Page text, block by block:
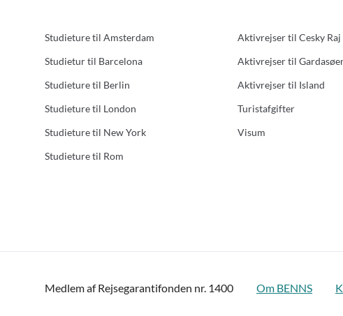
Studieture til Amsterdam
Studietur til Barcelona
Studieture til Berlin
Studieture til London
Studieture til New York
Studieture til Rom
Aktivrejser til Cesky Raj
Aktivrejser til
Aktivrejser til Island
Turistafgifter
Visum
Medlem af Rejsegarantifonden nr. 1400 Om BENNS